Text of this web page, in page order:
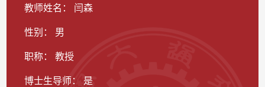
教师姓名： 闫森
性别： 男
职称： 教授
博士生导师： 是